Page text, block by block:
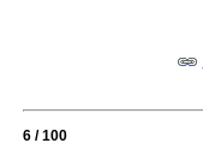
6 / 100